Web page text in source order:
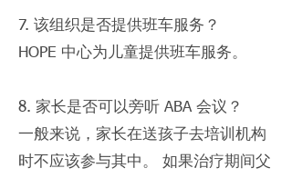
7. 该组织是否提供班车服务？
HOPE 中心为儿童提供班车服务。
8. 家长是否可以旁听 ABA 会议？
一般来说，家长在送孩子去培训机构
时不应该参与其中。 如果治疗期间父